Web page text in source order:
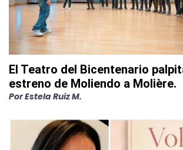
El Teatro del Bicentenario
estreno de Moliendo a Molière.
PorEstela Ruiz M.